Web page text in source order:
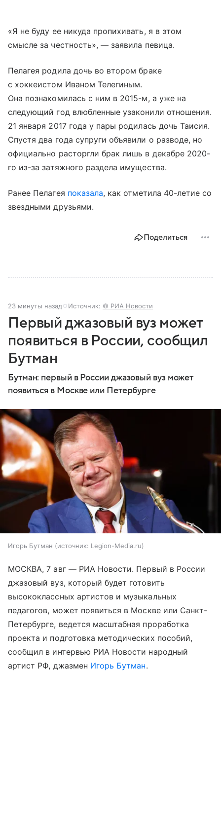
«Я не буду ее никуда пропихивать, я в этом
смысле за честность», — заявила певица.
Пелагея родила дочь во втором браке
с хоккеистом Иваном Телегиным.
Она познакомилась с ним в 2015-м, а уже на
следующий год влюбленные узаконили отношения.
21 января 2017 года у пары родилась дочь Таисия.
Спустя два года супруги объявили о разводе, но
официально расторгли брак лишь в декабре 2020-
го из-за затяжного раздела имущества.
Ранее Пелагея показала, как отметила 40-летие со
звездными друзьями.
Поделиться
23 минуты назад Источник: © РИА Новости
Первый джазовый вуз может
появиться в России, сообщил
Бутман
Бутман: первый в России джазовый вуз может
появиться в Москве или Петербурге
Игорь Бутман источник: Legion-Media.ru
МОСКВА, 7 авг — РИА Новости. Первый в России
джазовый вуз, который будет готовить
высококлассных артистов и музыкальных
педагогов, может появиться в Москве или Санкт-
Петербурге, ведется масштабная проработка
проекта и подготовка методических пособий,
сообщил в интервью РИА Новости народный
артист РФ, джазмен Игорь Бутман.